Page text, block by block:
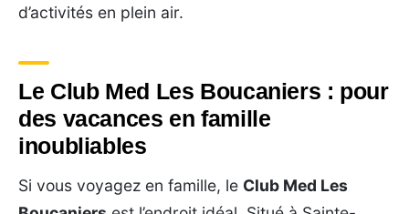
d’activités en plein air.
Le Club Med Les Boucaniers : pour
des vacances en famille
inoubliables
Si vous voyagez en famille, le Club Med Les